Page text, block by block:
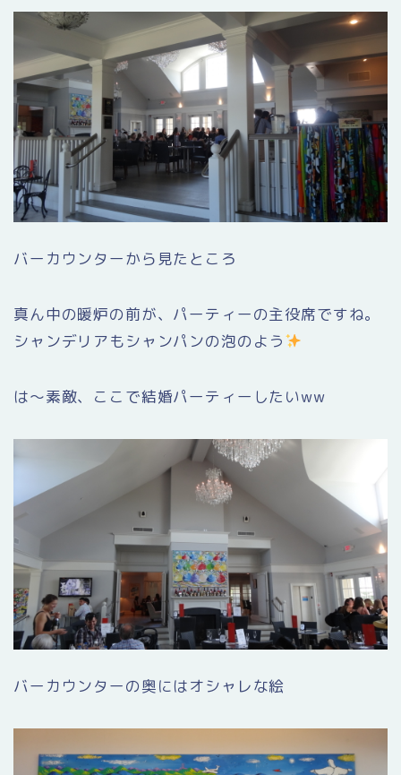
バーカウンターから見たところ
真ん中の暖炉の前が、パーティーの主役席ですね。
シャンデリアもシャンパンの泡のよう
は〜素敵、ここで結婚パーティーしたいww
バーカウンターの奥にはオシャレな絵